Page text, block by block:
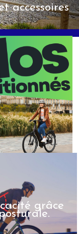
accessoires
grâce